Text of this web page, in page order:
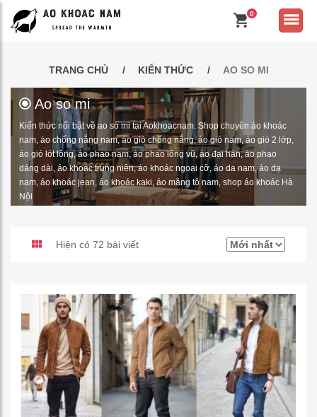
0
TRANG CHỦ KIẾN THỨC AO SO MI
Ao so mi
Kiến thức nổi bật về ao so mi tại Aokhoacnam. Shop chuyên áo khoác
nam, áo chống nắng nam, áo gió chống nắng, áo gió nam, áo gió 2 lớp,
áo gió lót lông, áo phao nam, áo phao lông vũ, áo đại hàn, áo phao
dáng dài, áo khoác trung niên, áo khoác ngoại cỡ, áo da nam, áo dạ
nam, áo khoác jean, áo khoác kaki, áo măng tô nam, shop áo khoác Hà
Nội
Hiện có 72 bài viết